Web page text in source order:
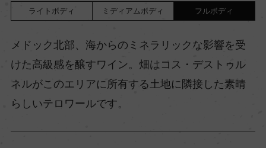
ライトボディ ミディアムボディ フルボディ
メドック北部、海からのミネラリックな影響を受
けた高級感を醸すワイン。畑はコス・デストゥル
ネルがこのエリアに所有する土地に隣接した素晴
らしいテロワールです。